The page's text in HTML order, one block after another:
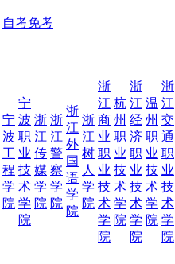
自考免考
宁
波
工
程
学
院
宁
波
职
业
技
术
学
院
浙
江
传
媒
学
院
浙
江
警
察
学
院
浙
江
外
国
语
学
院
浙
江
树
人
学
院
浙
江
商
业
职
业
技
术
学
院
杭
州
职
业
技
术
学
院
浙
江
经
济
职
业
技
术
学
院
温
州
职
业
技
术
学
院
浙
江
交
通
职
业
技
术
学
院